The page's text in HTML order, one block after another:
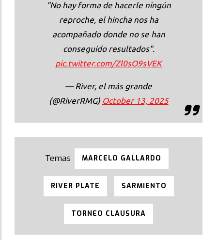
"No hay forma de hacerle ningún
reproche, el hincha nos ha
acompañado donde no se han
conseguido resultados".
pic.twitter.com/Zl0sO9sVEK
— River, el más grande
(@RiverRMG) October 13, 2025
MARCELO GALLARDO
RIVER PLATE SARMIENTO
TORNEO CLAUSURA